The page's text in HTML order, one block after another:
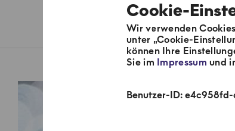
Cookie-
Wir verwenden
unter „Cookie-
können Ihre
Sie im
Impressum und
Benutzer-ID: